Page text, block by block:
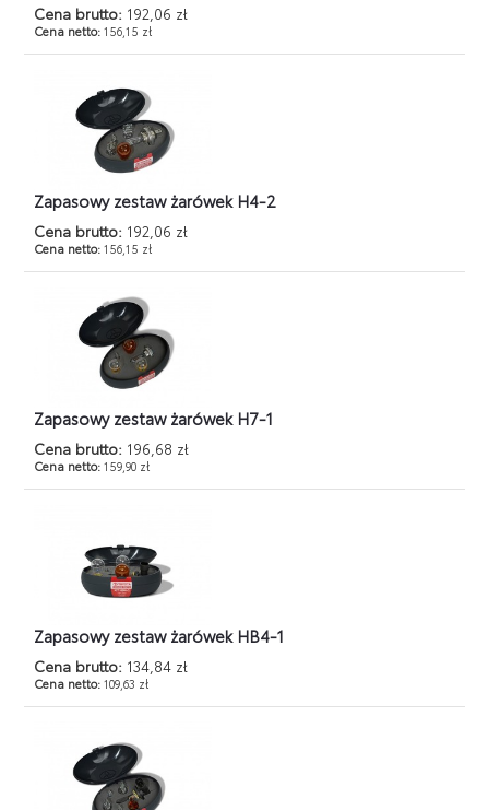
Cena brutto: 192,06 zł
Cena netto:156,15 zł
Zapasowy zestaw żarówek H4-2
Cena brutto: 192,06 zł
Cena netto:156,15 zł
Zapasowy zestaw żarówek H7-1
Cena brutto: 196,68 zł
Cena netto:159,90 zł
Zapasowy zestaw żarówek HB4-1
Cena brutto: 134,84 zł
Cena netto:109,63 zł